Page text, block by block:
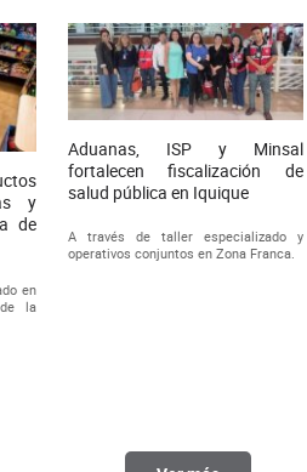
y
de
en
la
Aduanas, ISP y Minsal
fortalecen fiscalización de
salud pública en Iquique
A través de taller especializado y
operativos conjuntos en Zona Franca.